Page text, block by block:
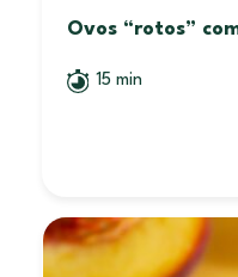
Ovos “rotos”
15 min